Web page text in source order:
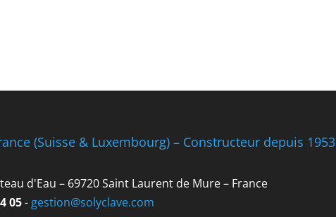
(Suisse & Luxembourg) – Constructeur depuis 1953
d'Eau – 69720 Saint Laurent de Mure – France
05- gestion@solyclave.com